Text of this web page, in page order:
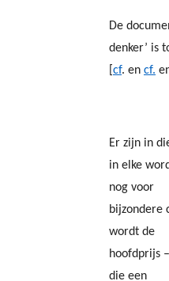
De
denker’ is
cf. en cf.
Er zijn in
in elke
nog voor
bijzondere
wordt de
hoofdprijs
die een